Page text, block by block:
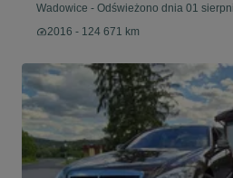
Wadowice - Odświeżono dnia 01
2016 - 124 671 km